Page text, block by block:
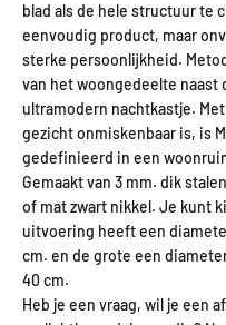
blad als de hele structuur te
eenvoudig product, maar
sterke persoonlijkheid.
van het woongedeelte naast
ultramodern nachtkastje.
gezicht onmiskenbaar is, is
gedefinieerd in een
Gemaakt van 3 mm. dik
of mat zwart nikkel. Je kunt
uitvoering heeft een
cm. en de grote een
40 cm.
Heb je een vraag, wil je een